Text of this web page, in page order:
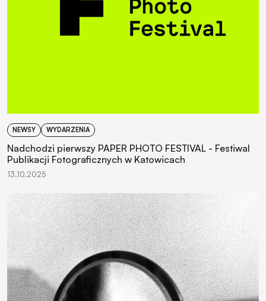
NEWSY WYDARZENIA
Nadchodzi pierwszy PAPER PHOTO FESTIVAL - Festiwal
Publikacji Fotograficznych w Katowicach
13.10.2025